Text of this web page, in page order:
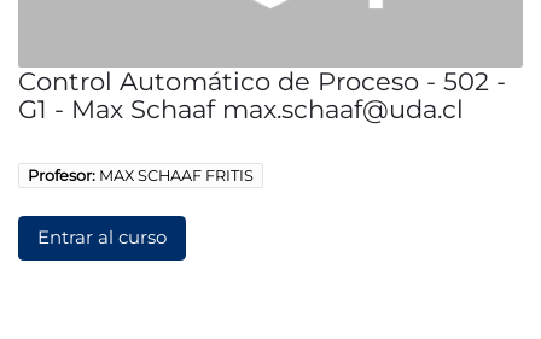
Control Automático de Proceso - 502 -
G1 - Max Schaaf max.schaaf@uda.cl
Profesor: MAX SCHAAF FRITIS
Entrar al curso